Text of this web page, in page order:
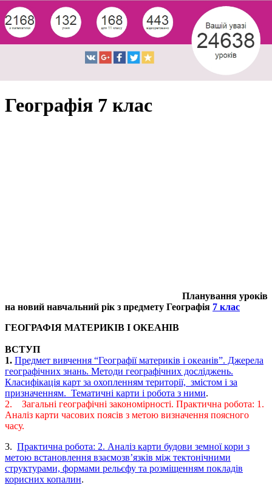
Географія 7 клас
Планування уроків
на новий навчальний рік з предмету Географія 7 клас
ГЕОГРАФІЯ МАТЕРИКІВ І ОКЕАНІВ
ВСТУП
1. Предмет вивчення “Географії материків і океанів”. Джерела
географічних знань. Методи географічних досліджень.
Класифікація карт за охопленням території, змістом і за
призначенням. Тематичні карти і робота з ними.
2. Загальні географічні закономірності. Практична робота: 1.
Аналіз карти часових поясів з метою визначення поясного
часу.
3. Практична робота: 2. Аналіз карти будови земної кори з
метою встановлення взаємозв’язків між тектонічними
структурами, формами рельєфу та розміщенням покладів
корисних копалин.